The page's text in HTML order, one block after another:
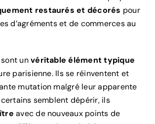
restaurés et décorés pour
d’agréments et de commerces au
sont unvéritable élément typique
parisienne. Ils se réinventent et
mutation malgré leur apparente
semblent dépérir, ils
avec de nouveaux points de